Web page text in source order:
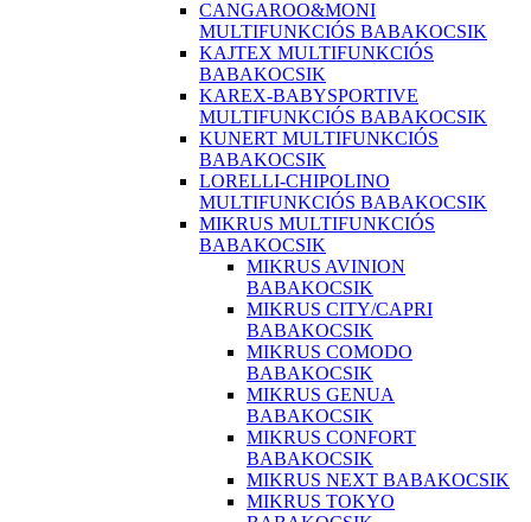
CANGAROO&MONI
MULTIFUNKCIÓS BABAKOCSIK
KAJTEX MULTIFUNKCIÓS
BABAKOCSIK
KAREX-BABYSPORTIVE
MULTIFUNKCIÓS BABAKOCSIK
KUNERT MULTIFUNKCIÓS
BABAKOCSIK
LORELLI-CHIPOLINO
MULTIFUNKCIÓS BABAKOCSIK
MIKRUS MULTIFUNKCIÓS
BABAKOCSIK
MIKRUS AVINION
BABAKOCSIK
MIKRUS CITY/CAPRI
BABAKOCSIK
MIKRUS COMODO
BABAKOCSIK
MIKRUS GENUA
BABAKOCSIK
MIKRUS CONFORT
BABAKOCSIK
MIKRUS NEXT BABAKOCSIK
MIKRUS TOKYO